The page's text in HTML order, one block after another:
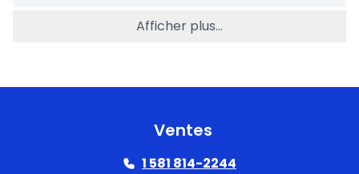
Afficher plus...
Ventes
1 581 814-2244